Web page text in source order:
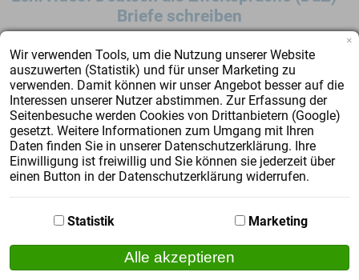
Briefe schreiben
Einsatz von Robotern im Sprachunterricht
Die Universität Bielefeld arbeitet seit 2016 an einem
Forschungsprojekt, bei dem ein Roboter
Sprachunterricht durchführen soll. Das von der
Europäischen Union geförderte Projekt soll vor allem
herausfinden, ob der Einsatz des Sprachroboters den
Deutschunterricht für Kinder aus eingewanderten
Wir verwenden Tools, um die Nutzung unserer Website
auszuwerten (Statistik) und für unser Marketing zu
verwenden. Damit können wir unser Angebot besser auf die
Interessen unserer Nutzer abstimmen. Zur Erfassung der
Seitenbesuche werden Cookies von Drittanbietern (Google)
gesetzt. Weitere Informationen zum Umgang mit Ihren
Daten finden Sie in unserer Datenschutzerklärung. Ihre
Einwilligung ist freiwillig und Sie können sie jederzeit über
einen Button in der Datenschutzerklärung widerrufen.
Statistik Marketing
Alle akzeptieren
×